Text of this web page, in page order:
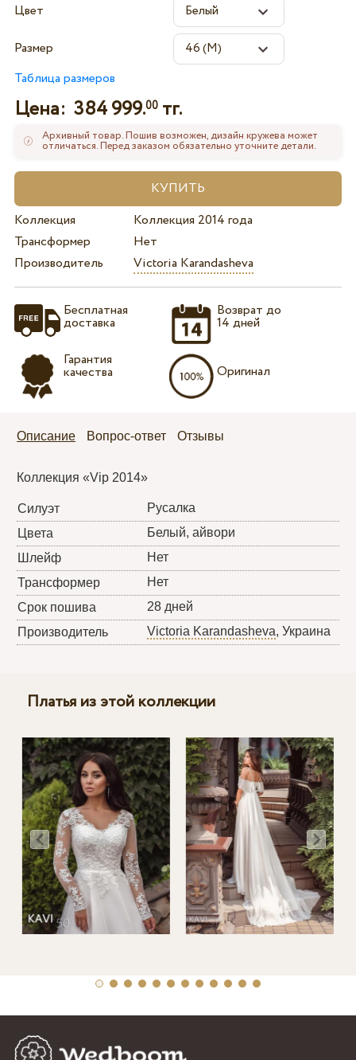
Цвет
Размер
Таблица размеров
Цена: 384 999.00тг.
Архивный товар. Пошив возможен, дизайн кружева может
отличаться. Перед заказом обязательно уточните детали.
Коллекция
Коллекция 2014 года
Трансформер
Нет
Производитель
Victoria Karandasheva
Бесплатная
доставка
Гарантия
качества
Возврат до
14 дней
Оригинал
Описание Вопрос-ответ Отзывы
Коллекция «Vip 2014»
Силуэт
Русалка
Цвета
Белый, айвори
Шлейф
Нет
Трансформер
Нет
Срок пошива
28 дней
Производитель
Victoria Karandasheva, Украина
Платья из этой коллекции